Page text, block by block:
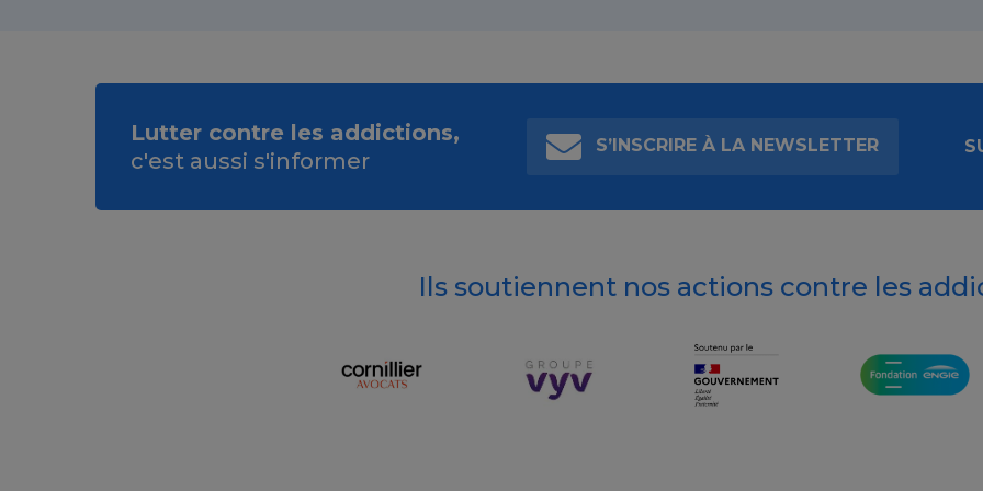
Lutter contre les addictions,
c'est aussi s'informer
S’INSCRIRE À LA NEWSLETTER
Ils soutiennent nos actions contre les